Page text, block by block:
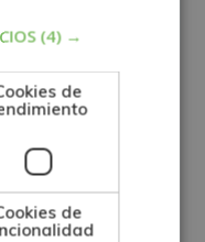
(4) →
de
de